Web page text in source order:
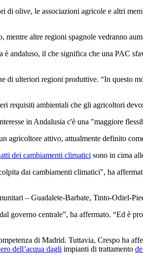
olive, le associazioni agricole e altri
altre regioni spagnole vedranno
andaluso, il che significa che una PAC
di ulteriori regioni produttive. “In questo
requisiti ambientali che gli agricoltori
in Andalusia c'è una "maggiore
agricoltore attivo, attualmente definito
dei cambiamenti climatici sono in cima
dai cambiamenti climatici", ha
– Guadalete-Barbate, Tinto-Odiel-
governo centrale”, ha affermato. “Ed è
di Madrid. Tuttavia, Crespo ha
dell’acqua dagli impianti di trattamento